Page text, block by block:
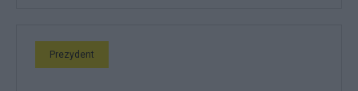
Prezydent